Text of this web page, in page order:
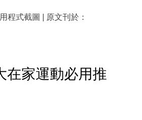
程式截圖 | 原文刊於：
在家運動必用推